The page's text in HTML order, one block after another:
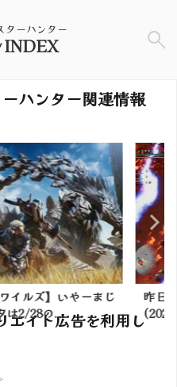
ターハンター
INDEX
ハンター関連情報
ズ】いやーまじ
28の...
昨日のビ
(2023年4
エイト広告を利用し